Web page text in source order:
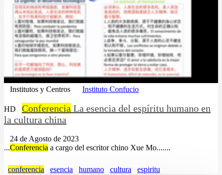
Institutos y Centros Instituto Confucio
HD Conferencia La esencia del espíritu humano en
la cultura china
24 de Agosto de 2023
...Conferencia a cargo del escritor chino Xue Mo.......
conferencia esencia humano cultura espiritu